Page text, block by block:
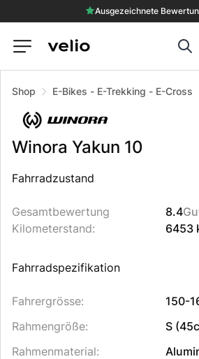
Ausgezeichnete
Search
Shop E-Bikes - E-Trekking - E-Cross
Winora Yakun 10
Beschreibung des Produkts
Fahrradzustand
Gesamtbewertung 8.4
Kilometerstand: 6453
Fahrradspezifikation
Fahrergrösse:
150-
Rahmengröße:
S
Rahmenmaterial: